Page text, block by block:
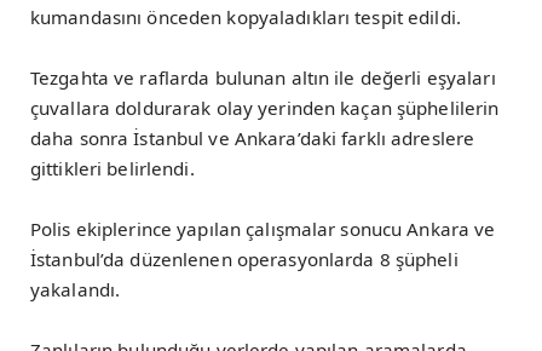
kumandasını önceden kopyaladıkları tespit edildi.
Tezgahta ve raflarda bulunan altın ile değerli eşyaları
çuvallara doldurarak olay yerinden kaçan şüphelilerin
daha sonra İstanbul ve Ankara’daki farklı adreslere
gittikleri belirlendi.
Polis ekiplerince yapılan çalışmalar sonucu Ankara ve
İstanbul’da düzenlenen operasyonlarda 8 şüpheli
yakalandı.